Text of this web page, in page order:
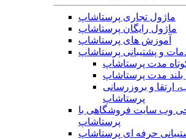
ماژول تجاری پرستاشاپ
ماژول رایگان پرستاشاپ
آموزش های پرستاشاپ
و پشتیبانی پرستاشاپ
مدت پرستاشاپ
بلند مدت پرستاشاپ
ارتقا و بروزرسانی
پرستاشاپ
وب سایت فروشگاهی با
پرستاشاپ
حرفه ای پرستاشاپ